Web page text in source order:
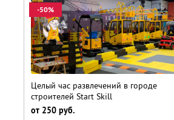
-50%
Целый час развлечений в городе
строителей Start Skill
от 250 руб.